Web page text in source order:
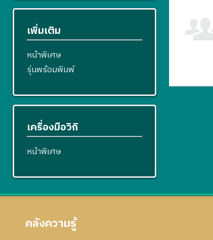
เพิ่มเติม
หน้าพิเศษ
รุ่นพร้อมพิมพ์
เครื่องมือวิกิ
หน้าพิเศษ
คลังความรู้